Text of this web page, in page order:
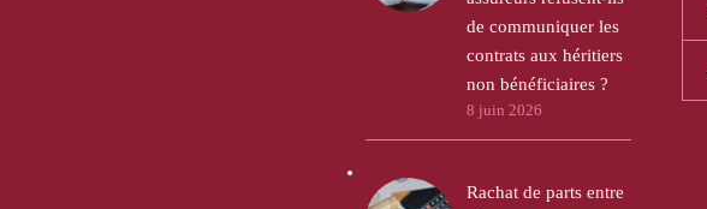
de communiquer les
contrats aux héritiers
non bénéficiaires ?
8 juin 2026
Rachat de parts entre